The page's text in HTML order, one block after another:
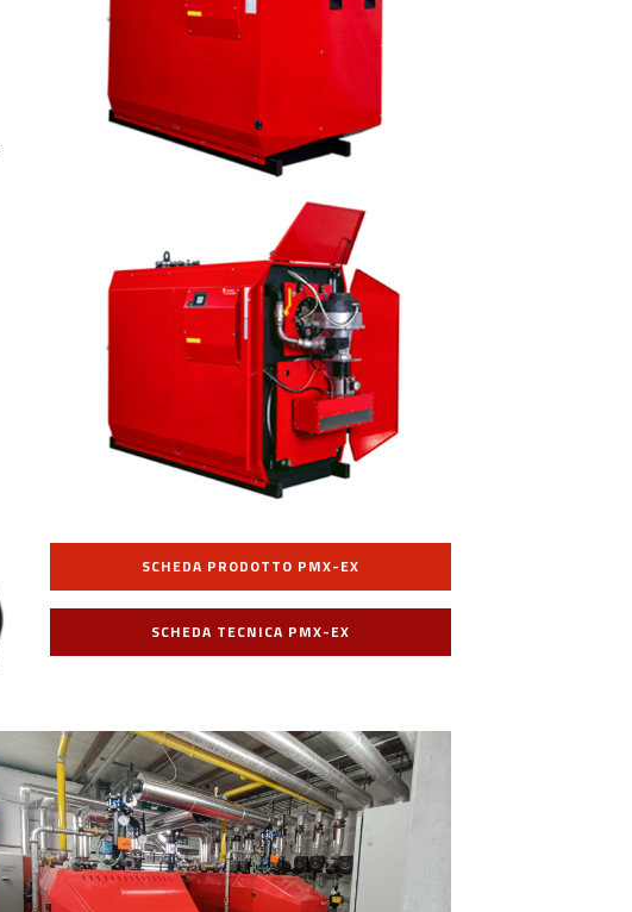
SCHEDA PRODOTTO PMX-EX
SCHEDA TECNICA PMX-EX